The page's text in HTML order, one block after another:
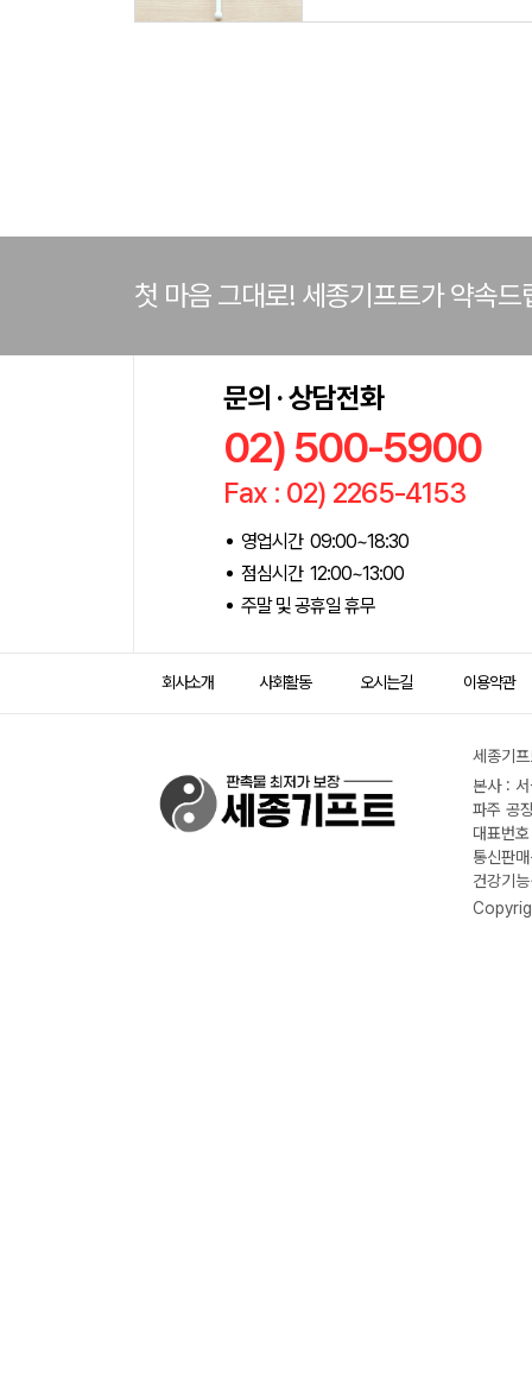
첫 마음 그대로! 세종기프트가 약속드
문의 · 상담전화
02) 500-5900
Fax : 02) 2265-4153
영업시간 09:00~18:30
점심시간 12:00~13:00
주말 및 공휴일 휴무
회사소개 사회활동 오시는길 이용약관
세종기
본사 :
파주 공
대표번
통신판
건강기